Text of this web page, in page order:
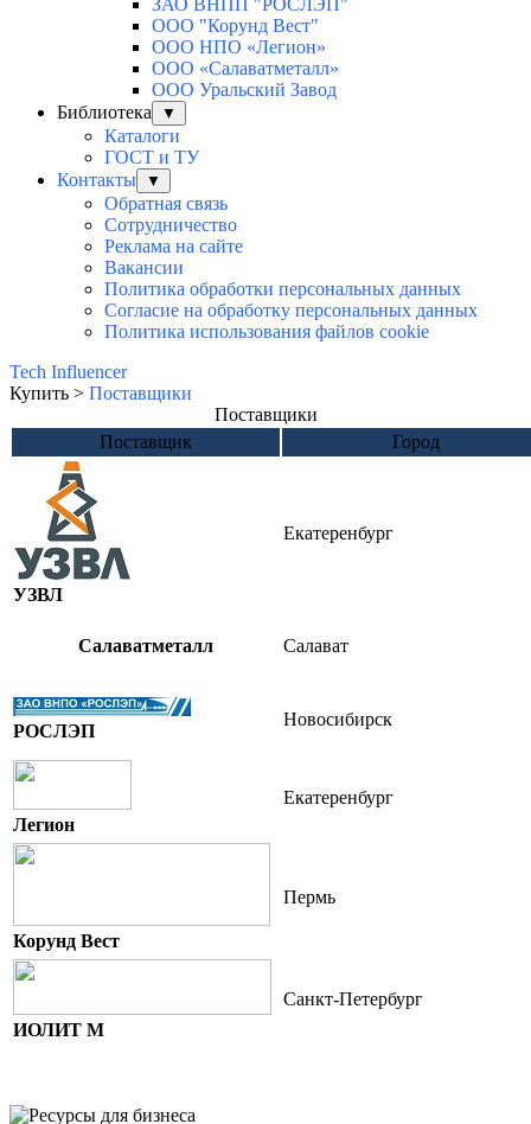
ООО "Корунд Вест"
ООО НПО «Легион»
ООО «Салаватметалл»
ООО Уральский Завод
Библиотека
▼
Каталоги
ГОСТ и ТУ
Контакты
▼
Обратная связь
Сотрудничество
Реклама на сайте
Вакансии
Политика обработки персональных данных
Согласие на обработку персональных данных
Политика использования файлов cookie
Tech Influencer
Купить > Поставщики
Поставщики
Поставщик
Город
УЗВЛ
Екатеренбург
Салаватметалл Салават
РОСЛЭП
Новосибирск
Легион
Екатеренбург
Корунд Вест
Пермь
ИОЛИТ М
Санкт-Петербург